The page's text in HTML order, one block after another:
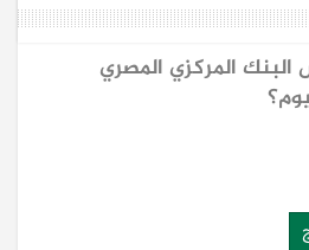
المركزي المصري